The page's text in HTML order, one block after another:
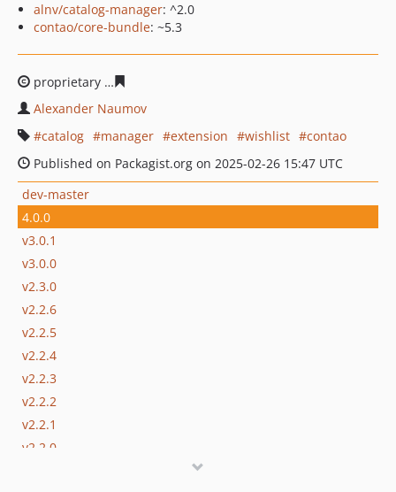
alnv/catalog-manager: ^2.0
contao/core-bundle: ~5.3
proprietary
Alexander Naumov
catalog
manager extension wishlist
contao
Published on Packagist.org on 2025-02-26 15:47 UTC
dev-master
4.0.0
v3.0.1
v3.0.0
v2.3.0
v2.2.6
v2.2.5
v2.2.4
v2.2.3
v2.2.2
v2.2.1
v2.2.0